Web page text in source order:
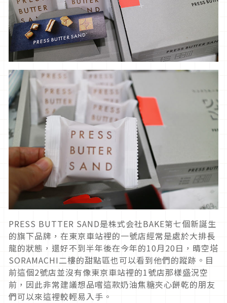
PRESS BUTTER SAND是株式会社BAKE第七個新誕生
的旗下品牌，在東京車站裡的一號店經常是處於大排長
龍的狀態，還好不到半年後在今年的10月20日，晴空塔
SORAMACHI二樓的甜點區也可以看到他們的蹤跡。目
前這個2號店並沒有像東京車站裡的1號店那樣盛況空
前，因此非常建議想品嚐這款奶油焦糖夾心餅乾的朋友
們可以來這裡較輕易入手。